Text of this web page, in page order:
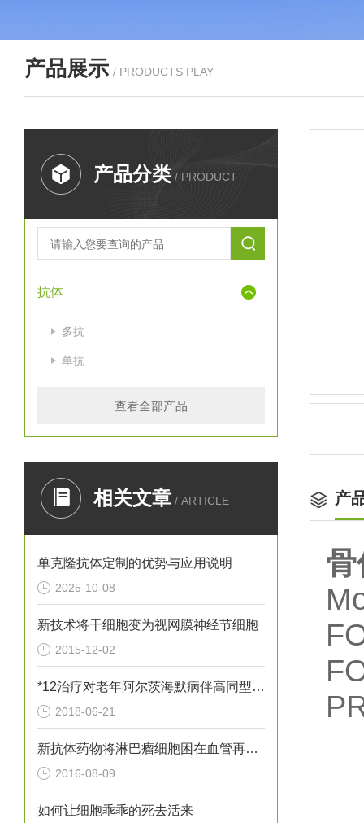
产品展示 / PRODUCTS PLAY
产品分类 / PRODUCT
抗体
多抗
单抗
查看全部产品
相关文章 / ARTICLE
单克隆抗体定制的优势与应用说明
2025-10-08
新技术将干细胞变为视网膜神经节细胞
2015-12-02
*12治疗对老年阿尔茨海默病伴高同型半胱胺酸血症患者血清炎性因子
2018-06-21
新抗体药物将淋巴瘤细胞困在血管再进行“剿灭”
2016-08-09
如何让细胞乖乖的死去活来
产